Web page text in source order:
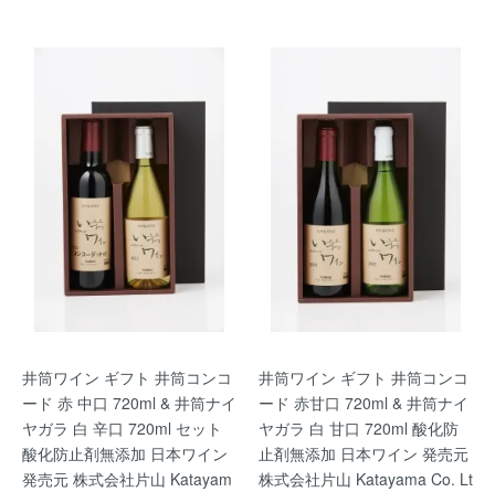
井筒ワイン ギフト 井筒コンコ
ード 赤 中口 720ml & 井筒ナイ
ヤガラ 白 辛口 720ml セット
酸化防止剤無添加 日本ワイン
発売元 株式会社片山 Katayam
井筒ワイン ギフト 井筒コンコ
ード 赤甘口 720ml & 井筒ナイ
ヤガラ 白 甘口 720ml 酸化防
止剤無添加 日本ワイン 発売元
株式会社片山 Katayama Co. Lt